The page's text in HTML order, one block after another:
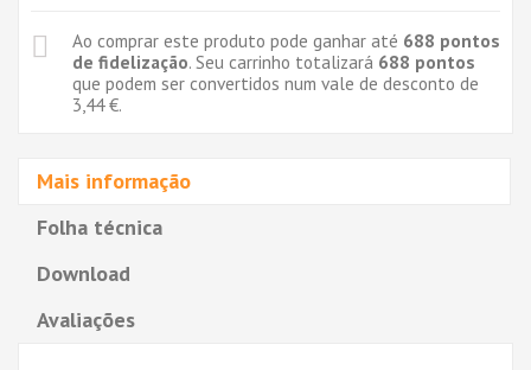
Ao comprar este produto pode ganhar até 688 pontos
de fidelização. Seu carrinho totalizará 688 pontos
que podem ser convertidos num vale de desconto de
3,44 €.
Mais informação
Folha técnica
Download
Avaliações